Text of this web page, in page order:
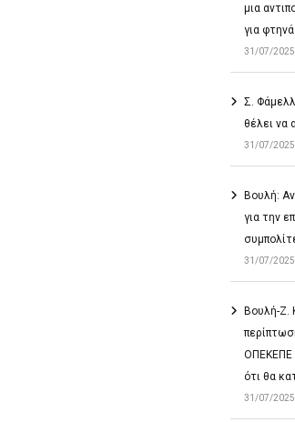
μια
για φτηνά
31/07/2025
Σ.
θέλει να
31/07/2025
Βουλή:
για την
31/07/2025
Βουλή-Ζ.
ΟΠΕΚΕΠΕ
ότι θα
31/07/2025